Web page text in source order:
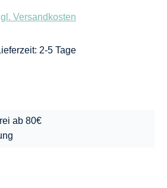
Versandkosten
2-5 Tage
ab 80€